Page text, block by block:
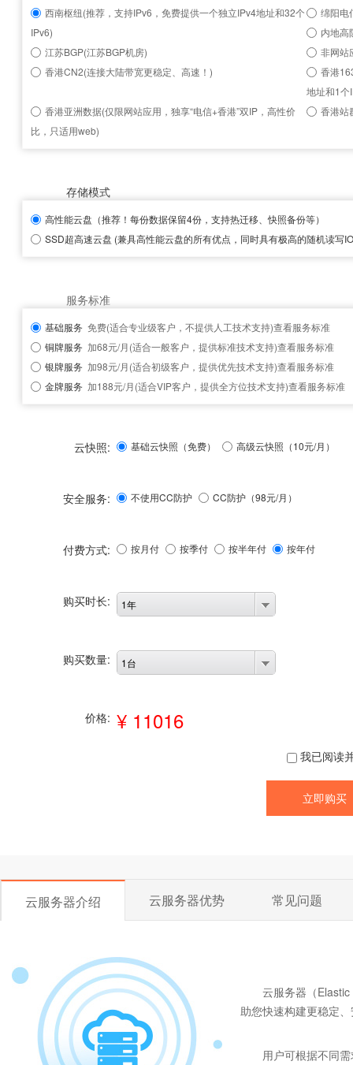
西南枢纽(推荐，支持IPv6，免费提供一个独立IPv4地址和32个
IPv6)
绵阳电
内地高
江苏BGP(江苏BGP机房)
非网站
香港CN2(连接大陆带宽更稳定、高速！)
香港
地址和1个
香港亚洲数据(仅限网站应用，独享“电信+香港”双IP，高性价
比，只适用web)
香港站
存储模式
高性能云盘 （推荐！每份数据保留4份，支持热迁移、快照备份等）
SSD超高速云盘 (兼具高性能云盘的所有优点，同时具有极高的随机读写
服务标准
基础服务 免费(适合专业级客户，不提供人工技术支持)查看服务标准
铜牌服务 加68元/月(适合一般客户，提供标准技术支持)查看服务标准
银牌服务 加98元/月(适合初级客户，提供优先技术支持)查看服务标准
金牌服务 加188元/月(适合VIP客户，提供全方位技术支持)查看服务标准
云快照: 基础云快照（免费） 高级云快照（10元/月）
安全服务: 不使用CC防护 CC防护（98元/月）
付费方式: 按月付 按季付 按半年付 按年付
购买时长: 1年
购买数量: 1台
价格: ¥ 11016
我已阅读
云服务器介绍 云服务器优势 常见问题
云服务器（
助您快速构建更稳定
用户可根据不同